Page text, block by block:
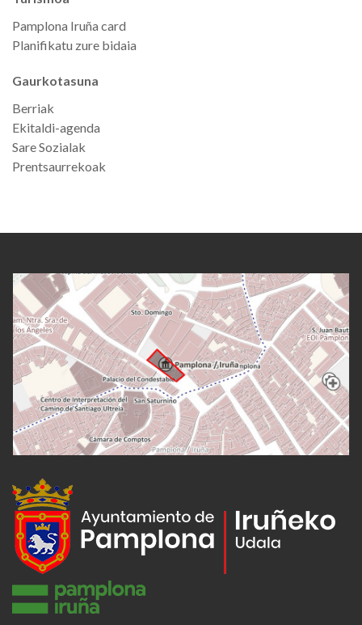
Pamplona Iruña card
Planifikatu zure bidaia
Gaurkotasuna
Berriak
Ekitaldi-agenda
Sare Sozialak
Prentsaurrekoak